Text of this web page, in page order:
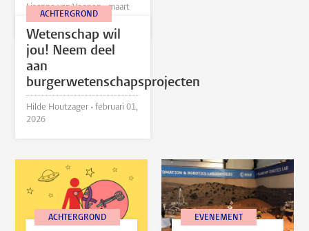
Lisanne van Veenen •maart
ACHTERGROND
Wetenschap wil
jou! Neem deel
aan
burgerwetenschapsprojecten
Hilde Houtzager •februari 01,
2026
ACHTERGROND EVENEMENT